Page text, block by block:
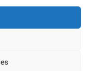
כל הזכויות שמורות